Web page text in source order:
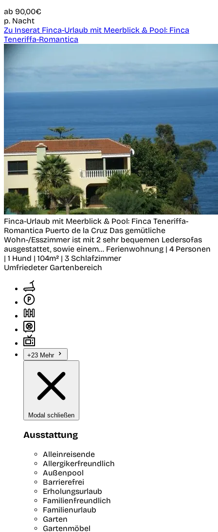
ab 90,00€
p. Nacht
Zu Inserat Finca-Urlaub mit Meerblick & Pool: Finca
Teneriffa-Romantica
Finca-Urlaub mit Meerblick & Pool: Finca Teneriffa-
Romantica Puerto de la Cruz Das gemütliche
Wohn-/Esszimmer ist mit 2 sehr bequemen Ledersofas
ausgestattet, sowie einem... Ferienwohnung | 4 Personen
| 1 Hund | 104m² | 3 Schlafzimmer
Umfriedeter Gartenbereich
+23 Mehr
Modal schließen
Ausstattung
Alleinreisende
Allergikerfreundlich
Außenpool
Barrierefrei
Erholungsurlaub
Familienfreundlich
Familienurlaub
Garten
Gartenmöbel